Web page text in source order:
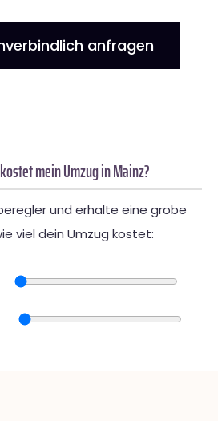
anfragen
mein Umzug in Mainz?
und erhalte eine grobe
viel dein Umzug kostet: